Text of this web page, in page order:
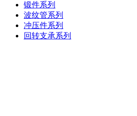
锻件系列
波纹管系列
冲压件系列
回转支承系列